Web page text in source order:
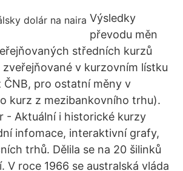
Výsledky
převodu měn
středních kurzů
v kurzovním lístku
ČNB, pro ostatní měny v
kurz z mezibankovního trhu).
- Aktuální i historické kurzy
infomace, interaktivní grafy,
trhů. Dělila se na 20 šilinků
V roce 1966 se australská vláda